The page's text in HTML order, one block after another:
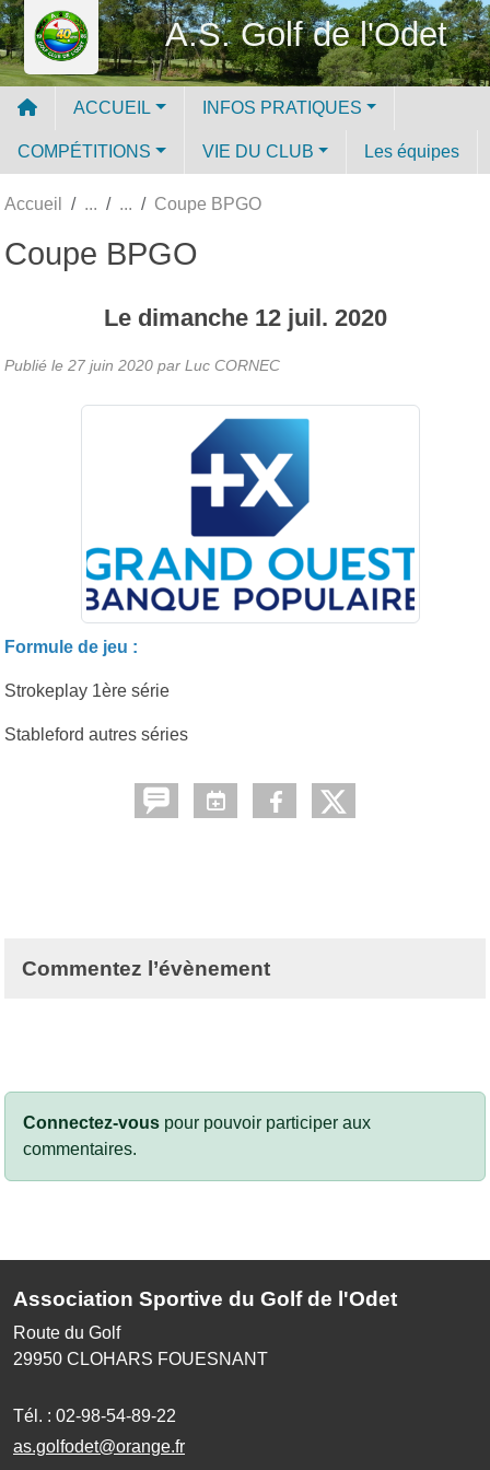
A.S. Golf de l'Odet
ACCUEIL INFOS PRATIQUES
COMPÉTITIONS VIE DU CLUB Les équipes
Accueil Coupe BPGO
Coupe BPGO
Le dimanche 12 juil. 2020
Publié le 27 juin 2020 par Luc CORNEC
Formule de jeu :
Strokeplay 1ère série
Stableford autres séries
Commentez l’évènement
Connectez-vous pour pouvoir participer aux
commentaires.
Association Sportive du Golf de l'Odet
Route du Golf
29950 CLOHARS FOUESNANT
Tél. : 02-98-54-89-22
as.golfodet@orange.fr
Panneau de gestion des cookies